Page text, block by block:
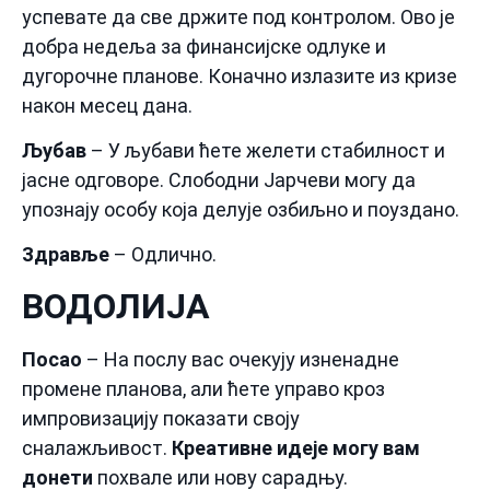
успевате да све држите под контролом. Ово је
добра недеља за финансијске одлуке и
дугорочне планове. Коначно излазите из кризе
након месец дана.
Љубав – У љубави ћете желети стабилност и
јасне одговоре. Слободни Јарчеви могу да
упознају особу која делује озбиљно и поуздано.
Здравље – Одлично.
ВОДОЛИЈА
Посао – На послу вас очекују изненадне
промене планова, али ћете управо кроз
импровизацију показати своју
сналажљивост. Креативне идеје могу вам
донети похвале или нову сарадњу.